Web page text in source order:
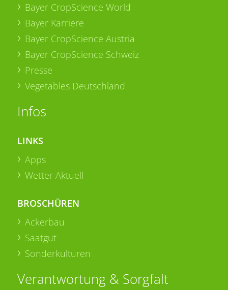
Bayer CropScience World
Bayer Karriere
Bayer CropScience Austria
Bayer CropScience Schweiz
Presse
Vegetables Deutschland
Infos
LINKS
Apps
Wetter Aktuell
BROSCHÜREN
Ackerbau
Saatgut
Sonderkulturen
Verantwortung & Sorgfalt